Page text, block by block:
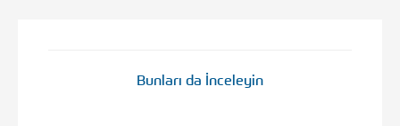
Bunları da İnceleyin